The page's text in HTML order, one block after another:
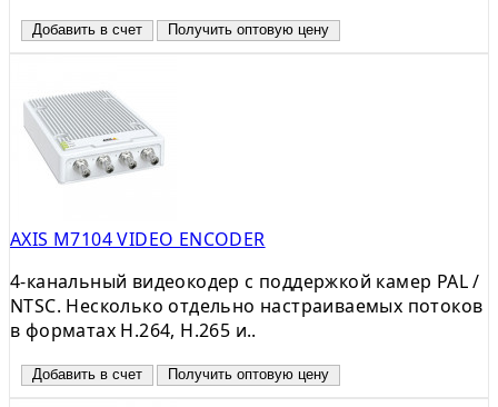
Добавить в счет Получить оптовую цену
AXIS M7104 VIDEO ENCODER
4-канальный видеокодер с поддержкой камер PAL /
NTSC. Несколько отдельно настраиваемых потоков
в форматах H.264, H.265 и..
Добавить в счет Получить оптовую цену